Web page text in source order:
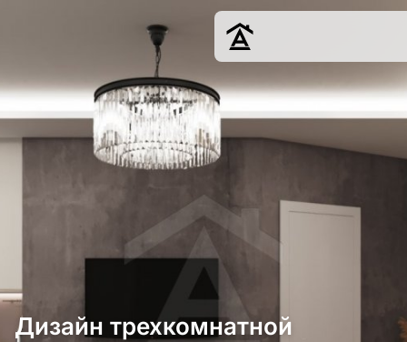
Дизайн
Ремонт
Цены
Наши работы
Контакты
г. Краснодар
8 (861) 945-12-
34
Дизайн трехкомнатной